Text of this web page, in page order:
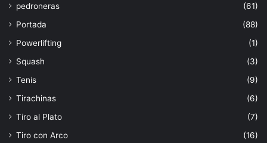
pedroneras
(61)
Portada
(88)
Powerlifting
(1)
Squash
(3)
Tenis
(9)
Tirachinas
(6)
Tiro al Plato
(7)
Tiro con Arco
(16)